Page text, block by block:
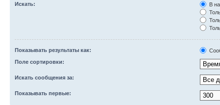
Искать:
В
Показывать результаты как:
Поле сортировки:
Искать сообщения за:
Показывать первые: